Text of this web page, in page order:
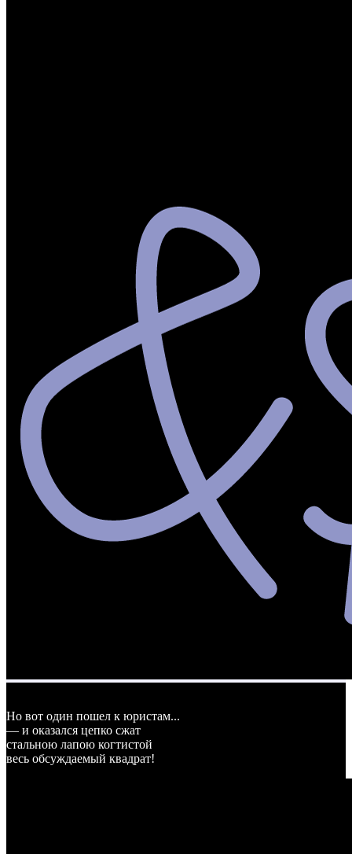
Но вот один пошел к юристам...
— и оказался цепко сжат
стальною лапою когтистой
весь обсуждаемый квадрат!